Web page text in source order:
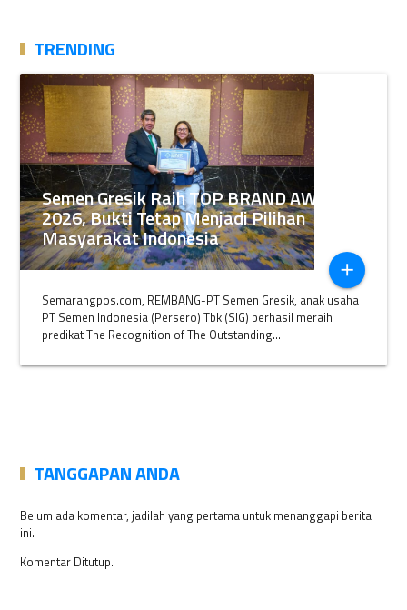
TRENDING
Semen Gresik Raih TOP BRAND AWARDS
2026, Bukti Tetap Menjadi Pilihan
Masyarakat Indonesia
add
Semarangpos.com, REMBANG-PT Semen Gresik, anak usaha
PT Semen Indonesia (Persero) Tbk (SIG) berhasil meraih
predikat The Recognition of The Outstanding...
TANGGAPAN ANDA
Belum ada komentar, jadilah yang pertama untuk menanggapi berita
ini.
Komentar Ditutup.